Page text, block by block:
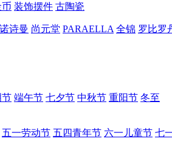
装饰摆件 古陶瓷
诺诗曼 尚元堂 PARAELLA 全锦 罗比罗
节 端午节 七夕节 中秋节 重阳节 冬至
五一劳动节 五四青年节 六一儿童节 七